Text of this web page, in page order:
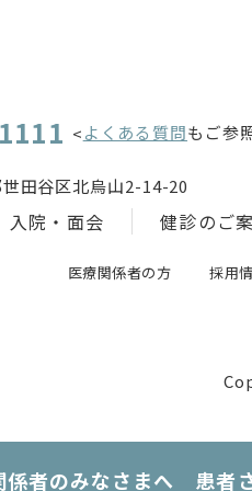
<よくある質問もご参
田谷区北烏山2-14-20
入院・面会 健診のご
医療関係者の方 採用
係者のみなさまへ 患者